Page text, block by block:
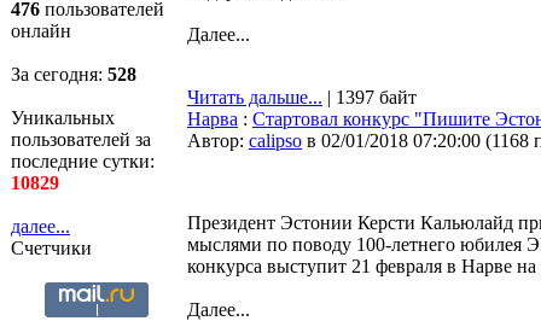
476 пользователей
онлайн
За сегодня: 528
Уникальных
пользователей за
последние сутки:
10829
далее...
Счетчики
Далее...
Читать дальше... | 1397 байт
Нарва : Стартовал конкурс "Пишите
Автор: calipso в 02/01/2018 07:20:00 (1168
Президент Эстонии Керсти Кальюлайд
мыслями по поводу 100-летнего юбилея
конкурса выступит 21 февраля в Нарве
Далее...